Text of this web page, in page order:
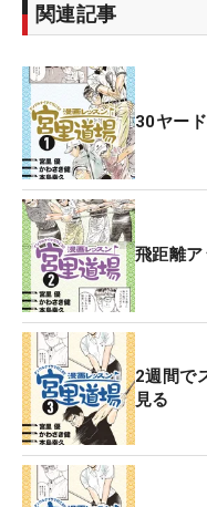
関連記事
30ヤー
飛距離
2週間で
見る